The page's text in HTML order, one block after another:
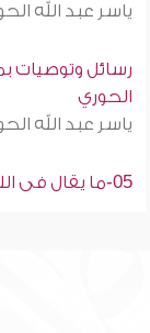
ياسر عبد الله
رسائل وتوصيات
الحوري
ياسر عبد الله
05-ما يقال فى الليل - د.محمد إسماعيل المقدم